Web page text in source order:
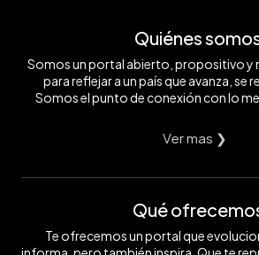
Quiénes
Somos un portal abierto, propositivo y
para reflejar a un país que avanza, se
Somos el punto de conexión con lo
Ver mas ❯
Qué
Te ofrecemos un portal que